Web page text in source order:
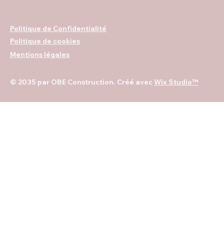
© 2035 par OBE Construction. Créé avec Wix Studio™
Politique de Confidentialité
Politique de cookies
Mentions légales